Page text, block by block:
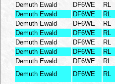
Demuth Ewald
DF6WE RL
Demuth Ewald
DF6WE RL
Demuth Ewald
DF6WE RL
Demuth Ewald
DF6WE RL
Demuth Ewald
DF6WE RL
Demuth Ewald
DF6WE RL
Demuth Ewald
DF6WE RL
Demuth Ewald
DF6WE RL